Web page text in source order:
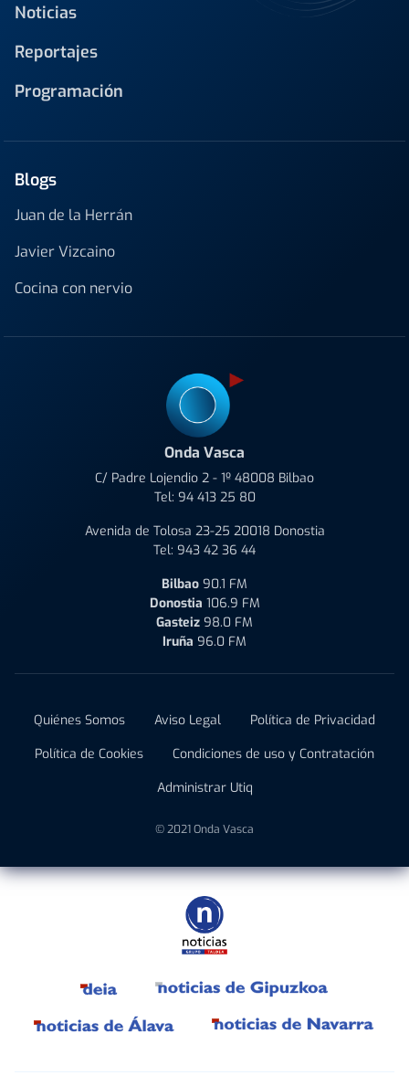
Noticias
Reportajes
Programación
Blogs
Juan de la Herrán
Javier Vizcaino
Cocina con nervio
Onda Vasca
C/ Padre Lojendio 2 - 1º 48008 Bilbao
Tel: 94 413 25 80
Avenida de Tolosa 23-25 20018 Donostia
Tel: 943 42 36 44
Bilbao 90.1 FM
Donostia 106.9 FM
Gasteiz 98.0 FM
Iruña 96.0 FM
Quiénes Somos Aviso Legal
Política de Privacidad
Política de Cookies
Condiciones de uso y Contratación
Administrar Utiq
© 2021 Onda Vasca